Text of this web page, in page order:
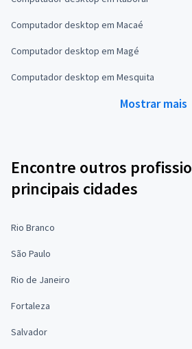
Computador desktop em Macaé
Computador desktop em Magé
Computador desktop em Mesquita
Mostrar mais
Encontre outros
principais cidades
Rio Branco
São Paulo
Rio de Janeiro
Fortaleza
Salvador